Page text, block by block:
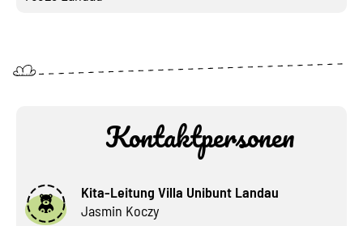
Kontaktpersonen
Kita-Leitung Villa Unibunt Landau
Jasmin Koczy